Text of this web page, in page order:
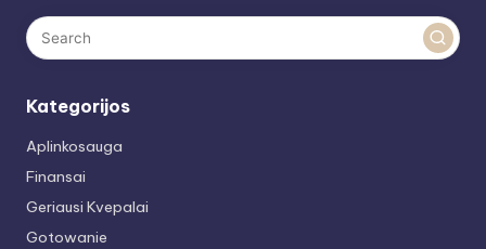
Kategorijos
Aplinkosauga
Finansai
Geriausi Kvepalai
Gotowanie